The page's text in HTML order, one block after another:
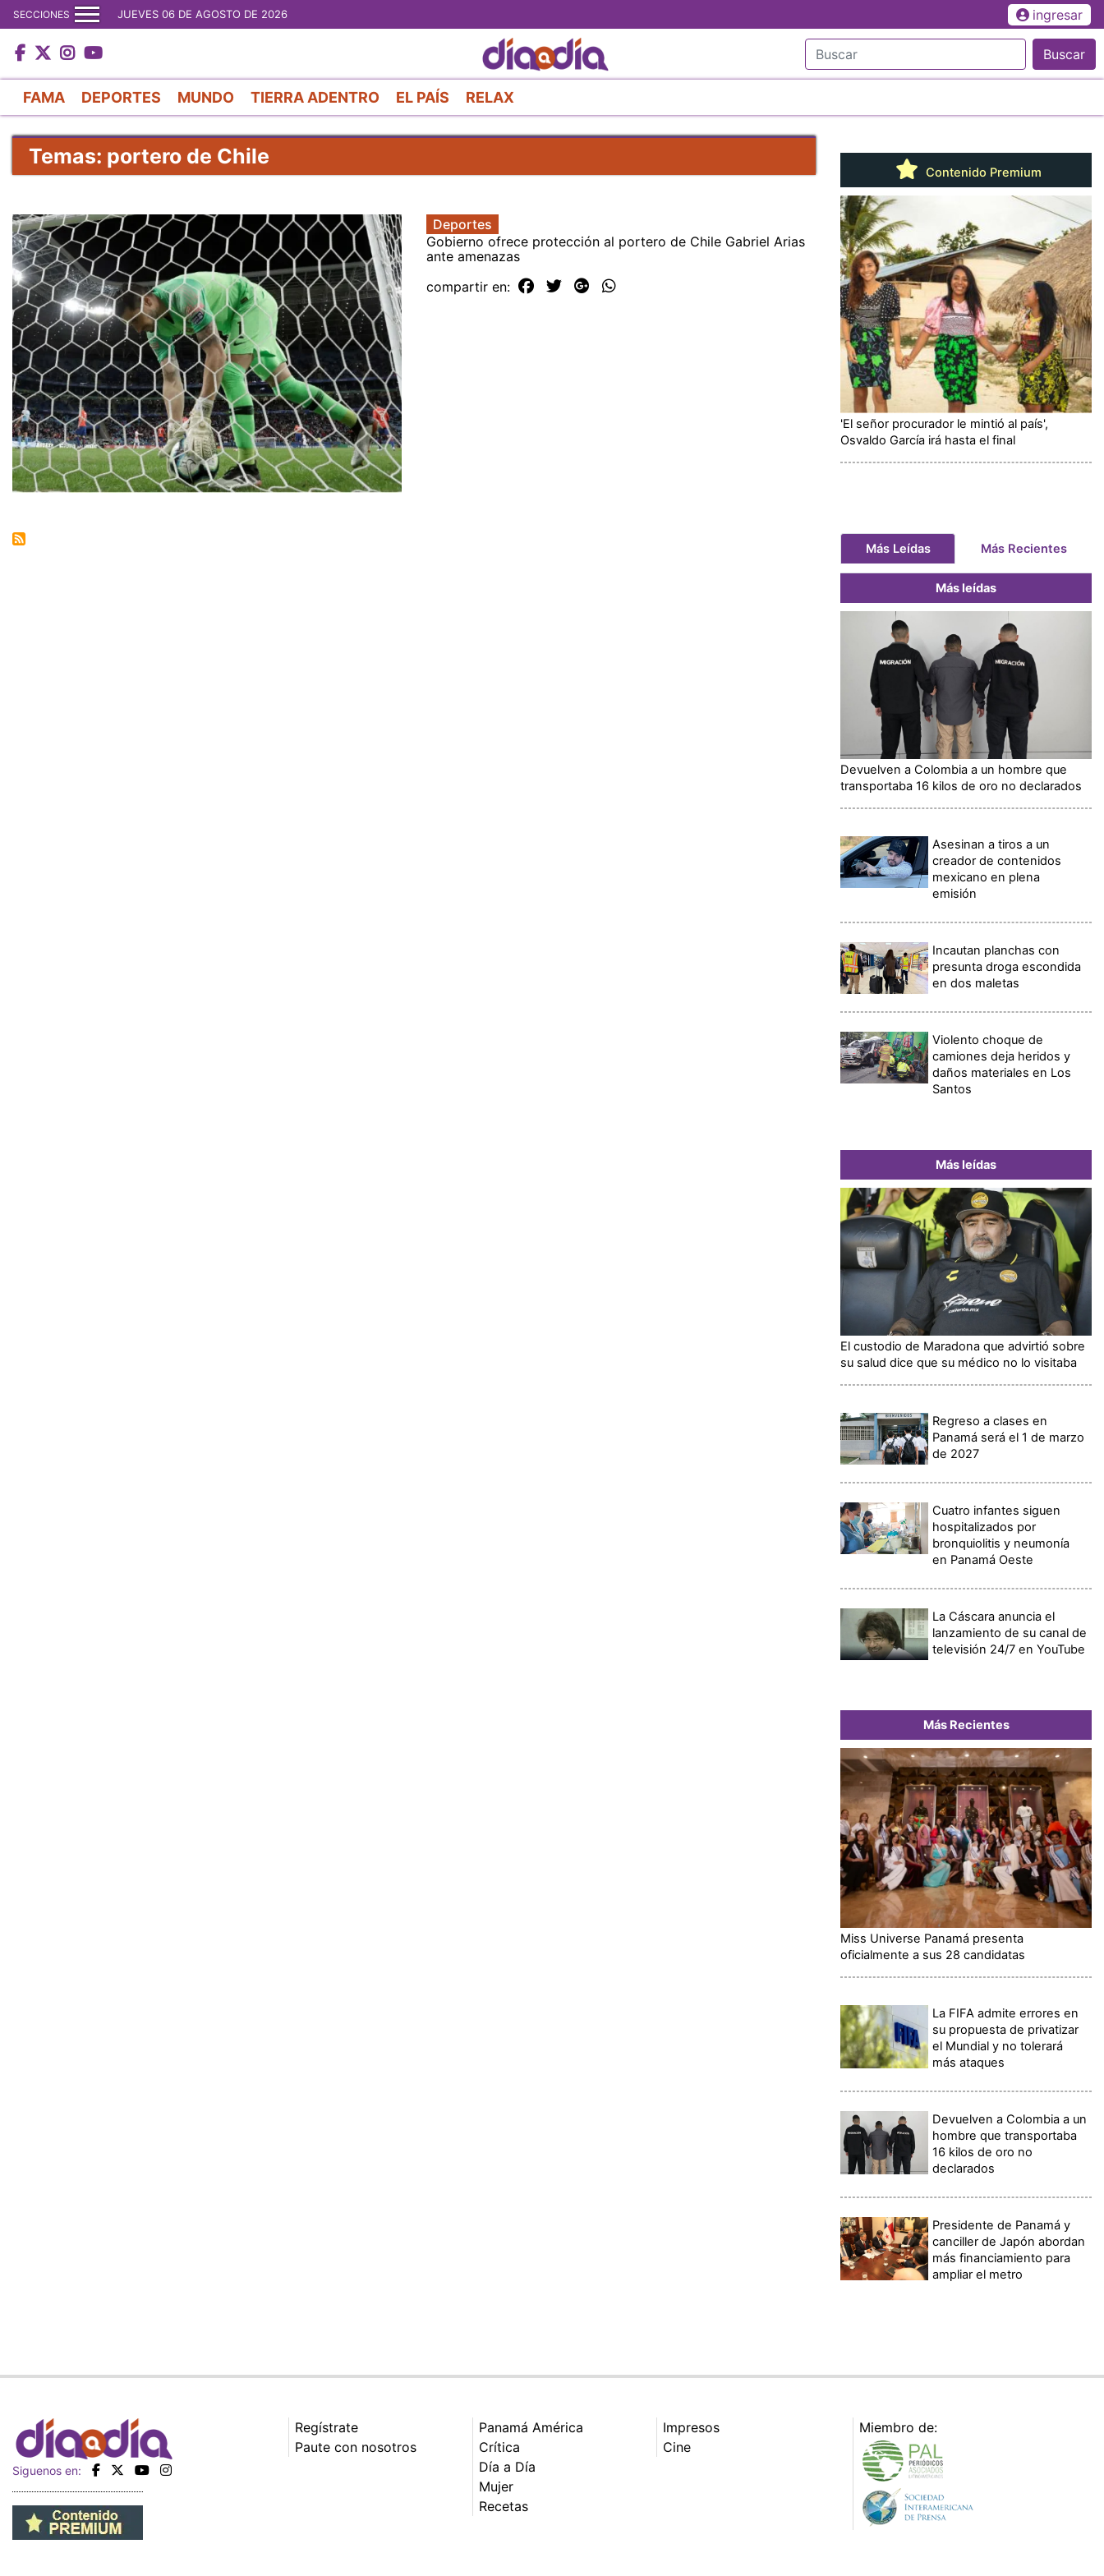
al
contenido
principal
SECCIONES JUEVES 06 DE AGOSTO DE 2026 ingresar
Buscar
FAMA DEPORTES MUNDO TIERRA ADENTRO EL PAÍS RELAX
Temas: portero de Chile
Deportes
Gobierno ofrece protección al portero de Chile Gabriel Arias
ante amenazas
compartir en:
Contenido Premium
'El señor procurador le mintió al país',
Osvaldo García irá hasta el final
Más Leídas Más Recientes
Más leídas
Devuelven a Colombia a un hombre que
transportaba 16 kilos de oro no declarados
Asesinan a tiros a un
creador de contenidos
mexicano en plena
emisión
Incautan planchas con
presunta droga escondida
en dos maletas
Violento choque de
camiones deja heridos y
daños materiales en Los
Santos
Más leídas
El custodio de Maradona que advirtió sobre
su salud dice que su médico no lo visitaba
Regreso a clases en
Panamá será el 1 de marzo
de 2027
Cuatro infantes siguen
hospitalizados por
bronquiolitis y neumonía
en Panamá Oeste
La Cáscara anuncia el
lanzamiento de su canal de
televisión 24/7 en YouTube
Más Recientes
Miss Universe Panamá presenta
oficialmente a sus 28 candidatas
La FIFA admite errores en
su propuesta de privatizar
el Mundial y no tolerará
más ataques
Devuelven a Colombia a un
hombre que transportaba
16 kilos de oro no
declarados
Presidente de Panamá y
canciller de Japón abordan
más financiamiento para
ampliar el metro
Siguenos en:
Regístrate
Paute con nosotros
Panamá América
Crítica
Día a Día
Mujer
Recetas
Impresos
Cine
Miembro de: